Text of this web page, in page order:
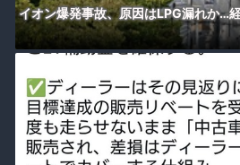
イオン爆発事故、原因はLPG漏れか…